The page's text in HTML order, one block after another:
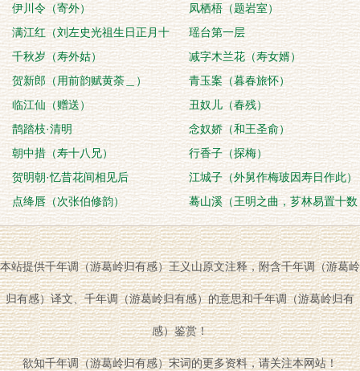
贻生日）
伊川令（寄外）
凤栖梧（题岩室）
满江红（刘左史光祖生日正月十
日）
瑶台第一层
千秋岁（寿外姑）
减字木兰花（寿女婿）
贺新郎（用前韵赋黄荼＿）
青玉案（暮春旅怀）
临江仙（赠送）
丑奴儿（春残）
鹊踏枝·清明
念奴娇（和王圣俞）
朝中措（寿十八兄）
行香子（探梅）
贺明朝·忆昔花间相见后
江城子（外舅作梅玻因寿日作此）
点绛唇（次张伯修韵）
蓦山溪（王明之曲，芗林易置十数
字歌之）
本站提供千年调（游葛岭归有感）王义山原文注释，附含千年调（游葛岭
归有感）译文、千年调（游葛岭归有感）的意思和千年调（游葛岭归有
感）鉴赏！
欲知千年调（游葛岭归有感）宋词的更多资料，请关注本网站！